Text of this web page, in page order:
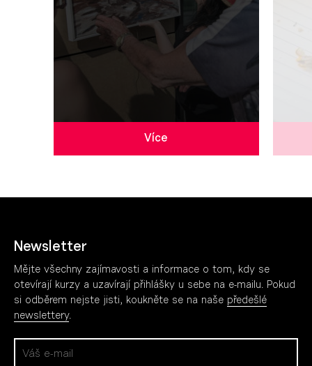
Více
Newsletter
Mějte všechny zajímavosti a informace o tom, kdy se
otevírají kurzy a uzavírají přihlášky u sebe na e-mailu. Pokud
si odběrem nejste jisti, koukněte se na naše předešlé
newslettery.